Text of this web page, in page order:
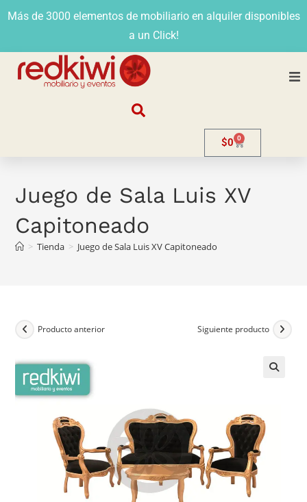
Más de 3000 elementos de mobiliario en alquiler disponibles
a un Click!
$0 0
Juego de Sala Luis XV
Capitoneado
> Tienda > Juego de Sala Luis XV Capitoneado
Producto anterior Siguiente producto